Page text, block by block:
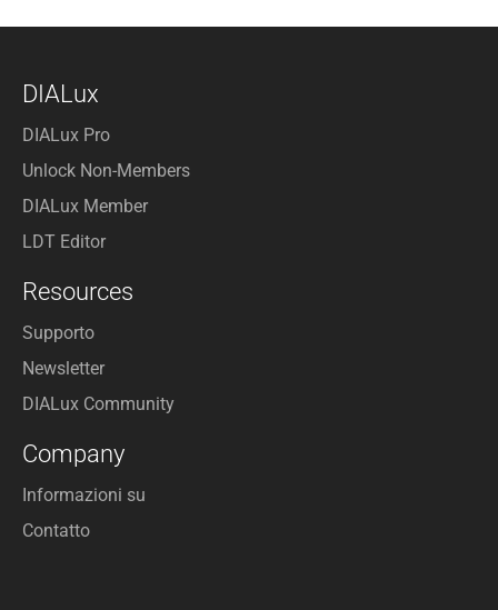
DIALux
DIALux Pro
Unlock Non-Members
DIALux Member
LDT Editor
Resources
Supporto
Newsletter
DIALux Community
Company
Informazioni su
Contatto